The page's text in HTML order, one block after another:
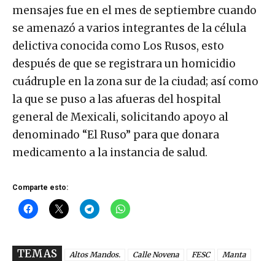
mensajes fue en el mes de septiembre cuando
se amenazó a varios integrantes de la célula
delictiva conocida como Los Rusos, esto
después de que se registrara un homicidio
cuádruple en la zona sur de la ciudad; así como
la que se puso a las afueras del hospital
general de Mexicali, solicitando apoyo al
denominado “El Ruso” para que donara
medicamento a la instancia de salud.
Comparte esto:
TEMAS Altos Mandos. Calle Novena FESC
Manta